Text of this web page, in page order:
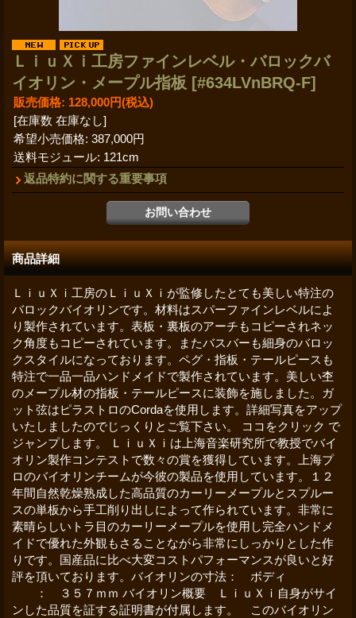
ＬｉｕＸｉ工房ファインレベル・バロックバ
イオリン・メープル指板 [#634LVnBRQ-F]
販売価格: 128,000円(税込)
[在庫数 在庫なし]
希望小売価格: 387,000円
送料モジュール: 121cm
返品特約に関する重要事項
商品詳細
ＬｉｕＸｉ工房のＬｉｕＸｉが監修したとても美しい特注の
バロックバイオリンです。材料はスパーファインレベルによ
り製作されています。表板・裏板のアーチもコピーされネッ
ク角度もコピーされています。またバスバーも細身のバロッ
クスタイルになっております。ペグ・指板・テールピースも
特注で一品一品ハンドメイドで製作されています。美しい杢
のメープル材の指板・テールピースに装飾を施しました。ガ
ット弦はピラストロのCordaを使用します。詳細写真をアップ
いたしましたのでじっくりとご覧下さい。 ココをクリック で
ジャンプします。 ＬｉｕＸｉは上海音楽研究所で教授でバイ
オリン製作コンテストで数々の賞を獲得しています。上海プ
ロのバイオリンチームが今彼の製品を使用しています。１２
年間自然乾燥熟成した高品質のカーリーメープルとスプルー
スの単板から手工削り出しによって作られています。非常に
素晴らしいトラ目のカーリーメープルを使用し完全ハンドメ
イドで優れた外観もさることながら非常にしっかりとした作
りです。国産品に比べ大変コストパフォーマンスが良いと好
評を頂いております。バイオリンの寸法： ボディ
： ３５７ｍｍ バイオリン概要 ＬｉｕＸｉ自身がサイ
ンした品質を証する証明書が付属します。 このバイオリン